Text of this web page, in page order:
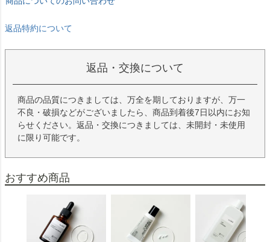
商品の品質につきましては、万全を期しておりますが、万一
に限り可能です。
おすすめ商品